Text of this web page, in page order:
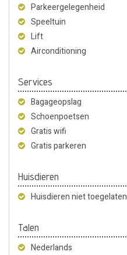
Parkeergelegenheid
Speeltuin
Lift
Airconditioning
Services
Bagageopslag
Schoenpoetsen
Gratis wifi
Gratis parkeren
Huisdieren
Huisdieren niet toegelaten
Talen
Nederlands